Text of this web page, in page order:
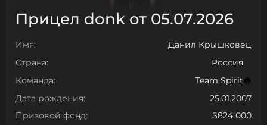
Прицел donk от 05.07.2026
Имя:
Данил Крышковец
Страна:
Россия
Команда:
Team Spirit
Дата рождения:
25.01.2007
Призовой фонд:
$824 000